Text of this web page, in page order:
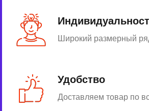
Широкий размерный
Удобство
Доставляем товар по